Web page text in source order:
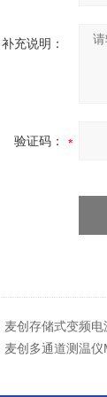
补充说明：
验证码：
麦创存储式变频
麦创多通道测温仪